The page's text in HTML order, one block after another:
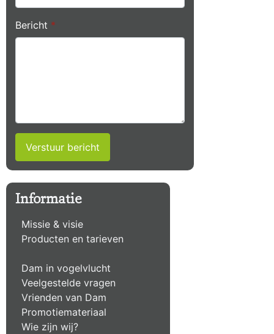
Bericht *
Verstuur bericht
Informatie
Missie & visie
Producten en tarieven
Dam in vogelvlucht
Veelgestelde vragen
Vrienden van Dam
Promotiemateriaal
Wie zijn wij?